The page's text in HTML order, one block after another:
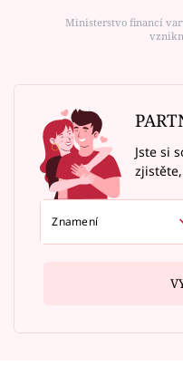
Ministerstvo financí
Jste si